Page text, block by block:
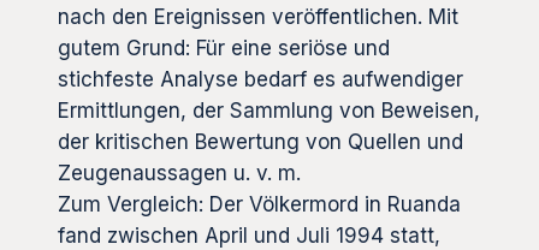
nach den Ereignissen veröffentlichen. Mit
gutem Grund: Für eine seriöse und
stichfeste Analyse bedarf es aufwendiger
Ermittlungen, der Sammlung von Beweisen,
der kritischen Bewertung von Quellen und
Zeugenaussagen u. v. m.
Zum Vergleich: Der Völkermord in Ruanda
fand zwischen April und Juli 1994 statt,